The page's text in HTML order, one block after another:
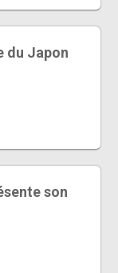
du Japon
son